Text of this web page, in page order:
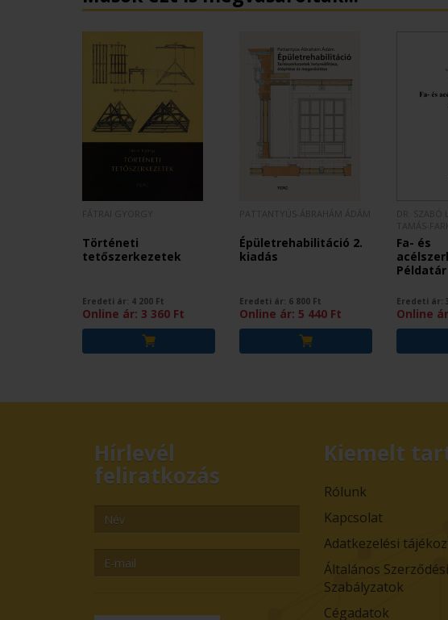
Történeti
tetőszerkezetek
Eredeti ár: 4 200 Ft
Online ár: 3 360 Ft
Épületrehabilitáció 2.
kiadás
Eredeti ár: 6 800 Ft
Online ár: 5 440 Ft
FREUND
Fa- és
Példatár
Eredeti ár:
Online
Hírlevél
feliratkozás
Kiemelt
Rólunk
Kapcsolat
Adatkezelési
Általános
Szabályzatok
Cégadatok